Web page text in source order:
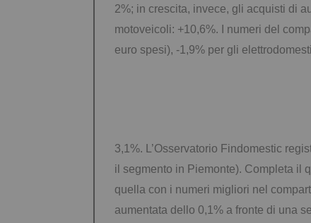
2%; in crescita, invece, gli acquisti di
motoveicoli: +10,6%. I numeri del
euro spesi), -1,9% per gli
3,1%. L’Osservatorio Findomestic
il segmento in Piemonte). Completa il
quella con i numeri migliori nel
aumentata dello 0,1% a fronte di una